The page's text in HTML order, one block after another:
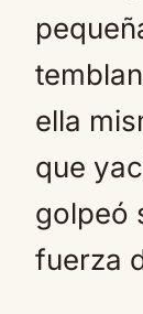
ella
que
golpeó
fuerza